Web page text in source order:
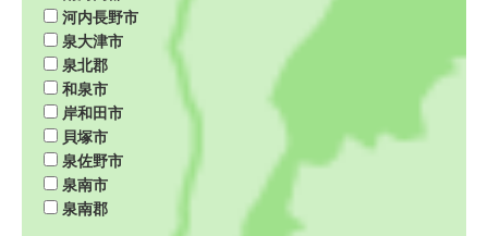
河内長野市
泉大津市
泉北郡
和泉市
岸和田市
貝塚市
泉佐野市
泉南市
泉南郡